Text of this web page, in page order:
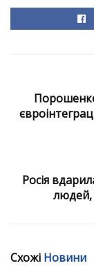
Росія
людей,
Схожі Новини